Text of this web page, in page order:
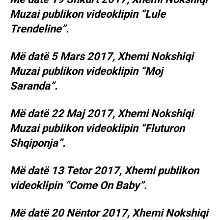
Muzai publikon videoklipin “Lule
Trendeline”.
Më datë 5 Mars 2017, Xhemi Nokshiqi
Muzai publikon videoklipin “Moj
Saranda”.
Më datë 22 Maj 2017, Xhemi Nokshiqi
Muzai publikon videoklipin “Fluturon
Shqiponja”.
Më datë 13 Tetor 2017, Xhemi publikon
videoklipin “Come On Baby”.
Më datë 20 Nëntor 2017, Xhemi Nokshiqi